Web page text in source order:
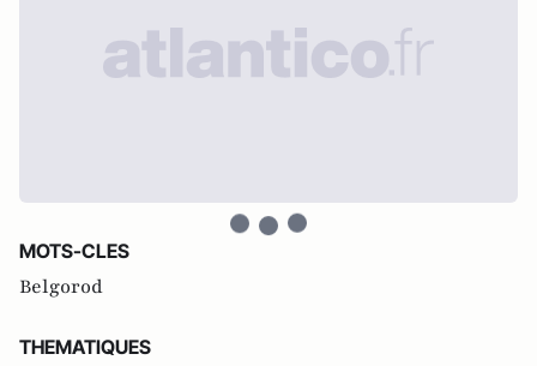
MOTS-CLES
Belgorod
THEMATIQUES